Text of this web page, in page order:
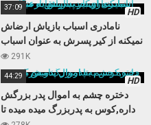
HD
37:09
نامادری اسباب بازیاش ارضاش
نمیکنه از کیر پسرش به عنوان اسباب
بازی جدید استفاده میکنه
291K
HD
44:29
دختره چشم به اموال پدر بزرگش
داره,کوس به پدربزرگ میده میده تا